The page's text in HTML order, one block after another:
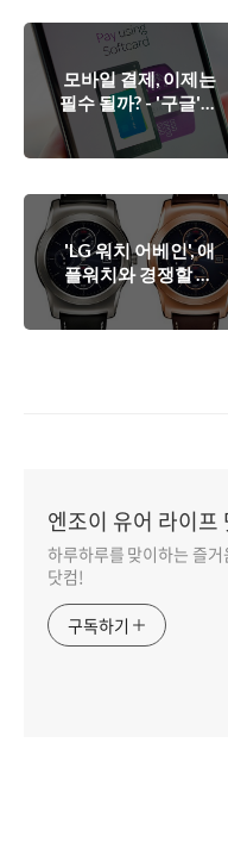
모바일 결제, 이제는
필수 될까? - '구글'도
발벗고 나섰다.
'LG 워치 어베인', 애
플워치와 경쟁할 만
하나?
엔조이 유어 라이프
하루하루를 맞이하는 즐
닷컴!
구독하기